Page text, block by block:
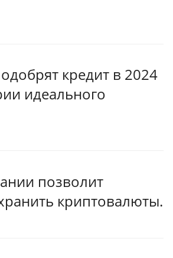
кредит в 2024
идеального
позволит
криптовалюты.